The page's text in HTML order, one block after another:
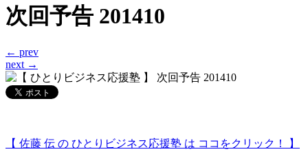
ブ
次回予告 201410
← prev
next →
【 佐藤 伝 の ひとりビジネス応援塾 は ココをクリック！ 】